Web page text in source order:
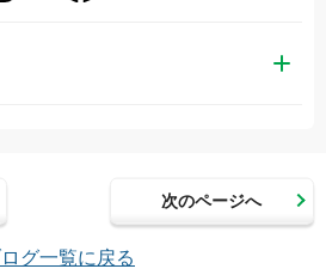
英数）
次のページへ
グ一覧に戻る